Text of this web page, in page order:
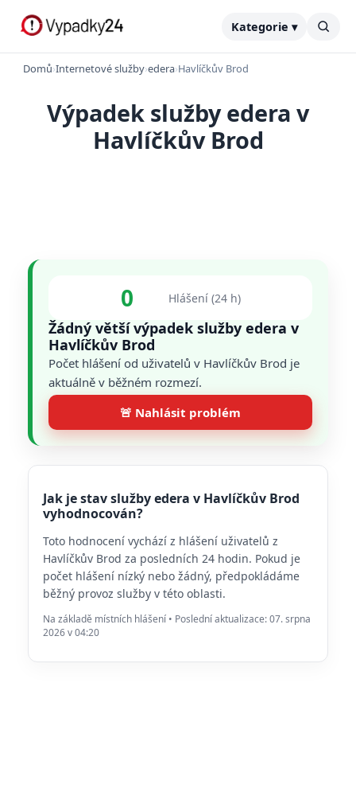
Kategorie ▾
Domů›Internetové služby›edera›Havlíčkův Brod
Výpadek služby edera v
Havlíčkův Brod
0 Hlášení (24 h)
Žádný větší výpadek služby edera v
Havlíčkův Brod
Počet hlášení od uživatelů v Havlíčkův Brod je
aktuálně v běžném rozmezí.
🚨 Nahlásit problém
Jak je stav služby edera v Havlíčkův Brod
vyhodnocován?
Toto hodnocení vychází z hlášení uživatelů z
Havlíčkův Brod za posledních 24 hodin. Pokud je
počet hlášení nízký nebo žádný, předpokládáme
běžný provoz služby v této oblasti.
Na základě místních hlášení • Poslední aktualizace: 07. srpna
2026 v 04:20